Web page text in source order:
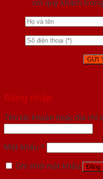
với quý khách
Đăng nhập
Tên tài khoản hoặc địa chỉ
Mật khẩu *
Ghi nhớ mật khẩu
Đăng